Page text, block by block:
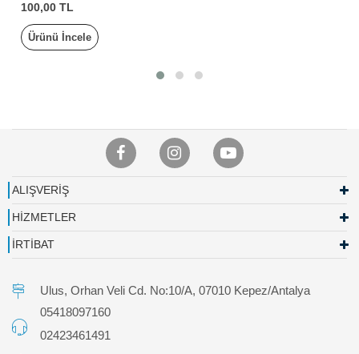
100,00 TL
Ürünü İncele
ALIŞVERİŞ
HİZMETLER
İRTİBAT
Ulus, Orhan Veli Cd. No:10/A, 07010 Kepez/Antalya
05418097160
02423461491